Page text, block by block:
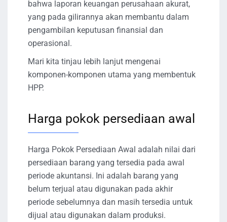
bahwa laporan keuangan perusahaan akurat,
yang pada gilirannya akan membantu dalam
pengambilan keputusan finansial dan
operasional.
Mari kita tinjau lebih lanjut mengenai
komponen-komponen utama yang membentuk
HPP.
Harga pokok persediaan awal
Harga Pokok Persediaan Awal adalah nilai dari
persediaan barang yang tersedia pada awal
periode akuntansi. Ini adalah barang yang
belum terjual atau digunakan pada akhir
periode sebelumnya dan masih tersedia untuk
dijual atau digunakan dalam produksi.